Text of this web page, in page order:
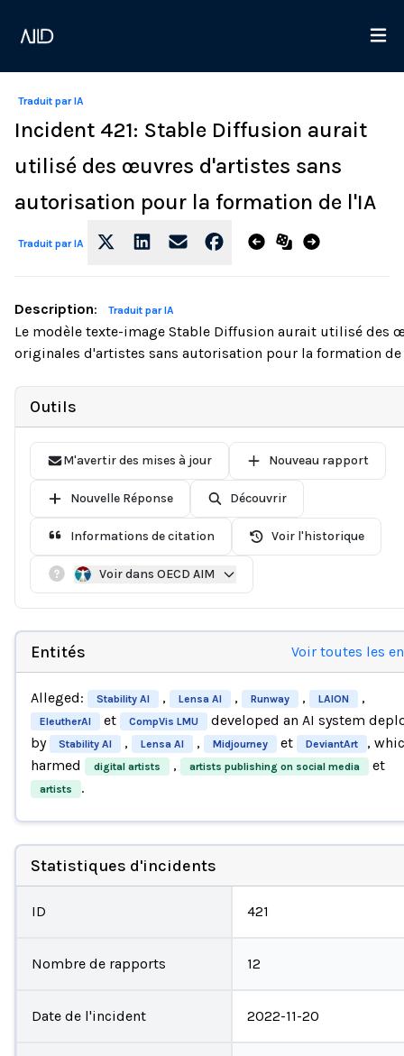
Traduit par IA
Incident 421: Stable Diffusion aurait
utilisé des œuvres d'artistes sans
autorisation pour la formation de l'IA
Traduit par IA
Description: Traduit par IA
Le modèle texte-image Stable Diffusion aurait utilisé des
originales d'artistes sans autorisation pour la formation de
Outils
M'avertir des mises à jour Nouveau rapport
Nouvelle Réponse Découvrir
Informations de citation Voir l'historique
Voir dans OECD AIM
Entités Voir toutes les
Alleged: Stability AI , Lensa AI , Runway , LAION ,
EleutherAI et CompVis LMU
developed an AI system
by
Stability AI , Lensa AI , Midjourney et DeviantArt
,
harmed
digital artists , artists publishing on social media et
artists .
Statistiques d'incidents
ID 421
Nombre de rapports 12
Date de l'incident 2022-11-20